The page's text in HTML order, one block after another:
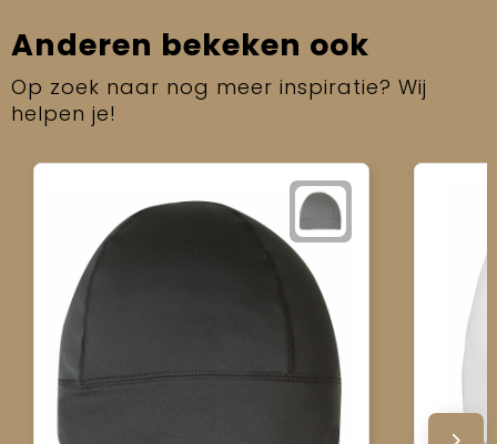
Anderen bekeken ook
Op zoek naar nog meer inspiratie? Wij
helpen je!